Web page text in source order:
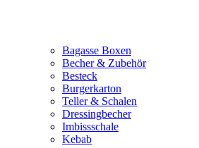
Bagasse Boxen
Becher & Zubehör
Besteck
Burgerkarton
Teller & Schalen
Dressingbecher
Imbissschale
Kebab